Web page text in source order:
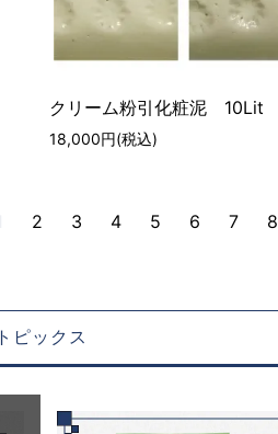
クリーム粉引化粧泥 10Lit
18,000円(税込)
2 3 4 5 6 7 8
トピックス